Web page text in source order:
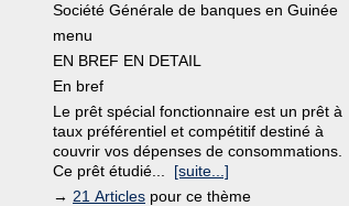
Société Générale de banques en Guinée
menu
EN BREF EN DETAIL
En bref
Le prêt spécial fonctionnaire est un prêt à
taux préférentiel et compétitif destiné à
couvrir vos dépenses de consommations.
Ce prêt étudié... [suite...]
→ 21 Articles pour ce thème